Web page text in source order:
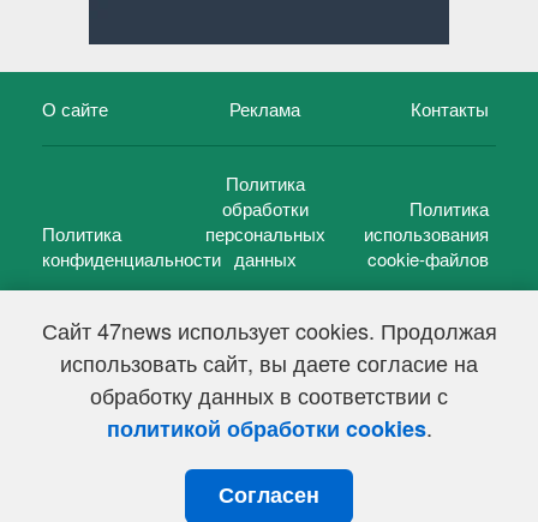
Сайт 47news использует cookies. Продолжая
использовать сайт, вы даете согласие на
обработку данных в соответствии с
политикой обработки cookies.
Согласен
О сайте Реклама Контакты
Политика
конфиденциальности
Политика
обработки
персональных
данных
Политика
использования
cookie-файлов
47 новостей (47 news)2005 — 2026 г.
Свидетельство о регистрации СМИ Эл № ФС 77-39848, выдано
Федеральной службой по надзору в сфере связи,
информационных технологий и массовых коммуникаций